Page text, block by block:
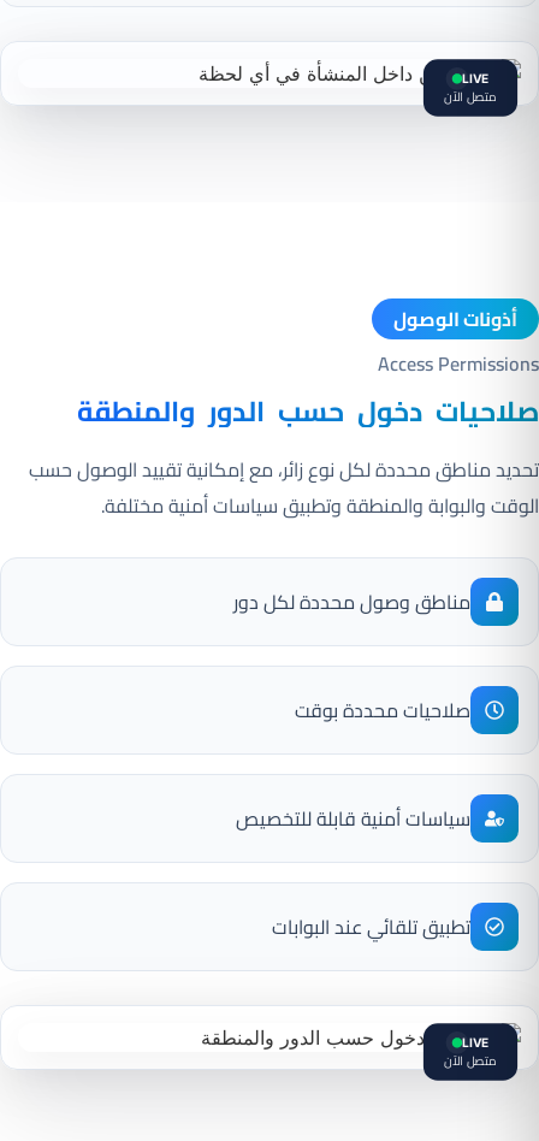
LIVE
متصل الآن
أذونات الوصول
Access Permissions
صلاحيات دخول حسب الدور والمنطقة
تحديد مناطق محددة لكل نوع زائر، مع إمكانية تقييد الوصول حسب
الوقت والبوابة والمنطقة وتطبيق سياسات أمنية مختلفة.
مناطق وصول محددة لكل دور
صلاحيات محددة بوقت
سياسات أمنية قابلة للتخصيص
تطبيق تلقائي عند البوابات
LIVE
متصل الآن